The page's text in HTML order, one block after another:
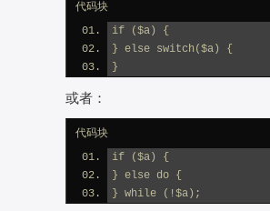
代码块
if ($a) {
} else switch($a) {
}
或者：
代码块
if ($a) {
} else do {
} while (!$a);